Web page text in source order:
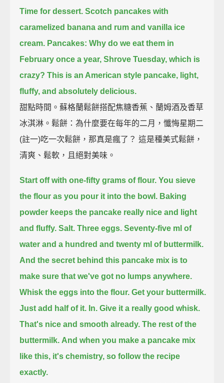
Time for dessert. Scotch pancakes with
caramelized banana and rum and vanilla ice
cream. Pancakes: Why do we eat them in
February once a year, Shrove Tuesday, which is
crazy? This is an American style pancake, light,
fluffy, and absolutely delicious.
甜點時間。蘇格蘭鬆餅搭配焦糖香蕉、蘭姆酒及香草
冰淇淋。鬆餅：為什麼要在每年的二月，懺悔星期二
(註一)吃一次鬆餅，那真是瘋了？ 這是種美式鬆餅，
清爽、鬆軟，且絕對美味。
Start off with one-fifty grams of flour. You sieve
the flour as you pour it into the bowl. Baking
powder keeps the pancake really nice and light
and fluffy. Salt. Three eggs. Seventy-five ml of
water and a hundred and twenty ml of buttermilk.
And the secret behind this pancake mix is to
make sure that we've got no lumps anywhere.
Whisk the eggs into the flour. Get your buttermilk.
Just add half of it. In. Give it a really good whisk.
That's nice and smooth already. The rest of the
buttermilk. And when you make a pancake mix
like this, it's chemistry, so follow the recipe
exactly.